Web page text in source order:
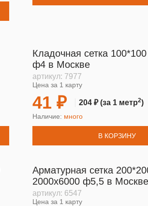
Кладочная сетка
ф4 в Москве
артикул: 7977
Цена за 1 карту
41 ₽ 204 ₽(за 1 метр2)
Наличие: много
В КОРЗИНУ
Арматурная сетка
2000х6000 ф5,5 в Москве
артикул: 6547
Цена за 1 карту